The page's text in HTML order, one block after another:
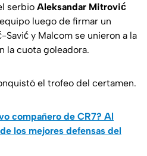
serbio Aleksandar Mitrović
luego de firmar un
y Malcom se unieron a la
la cuota goleadora.
el trofeo del certamen.
compañero de CR7? Al
los mejores defensas del